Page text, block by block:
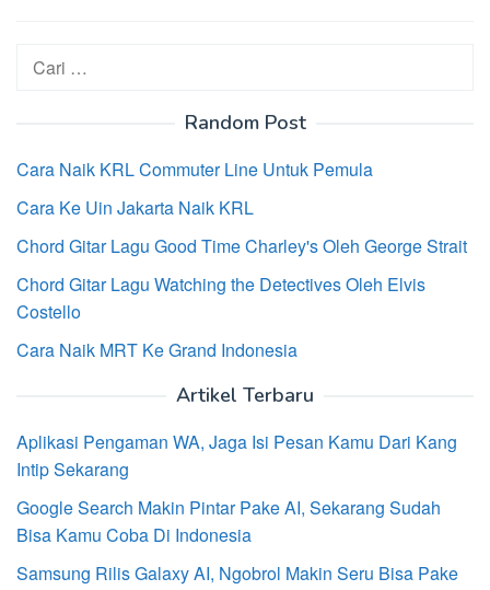
Cari
untuk:
Random Post
Cara Naik KRL Commuter Line Untuk Pemula
Cara Ke Uin Jakarta Naik KRL
Chord Gitar Lagu Good Time Charley's Oleh George Strait
Chord Gitar Lagu Watching the Detectives Oleh Elvis
Costello
Cara Naik MRT Ke Grand Indonesia
Artikel Terbaru
Aplikasi Pengaman WA, Jaga Isi Pesan Kamu Dari Kang
Intip Sekarang
Google Search Makin Pintar Pake AI, Sekarang Sudah
Bisa Kamu Coba Di Indonesia
Samsung Rilis Galaxy AI, Ngobrol Makin Seru Bisa Pake